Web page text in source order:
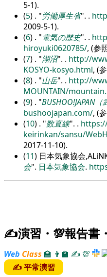
5-1).
(5) . 労働厚生省 . .
2009-5-1).
(6) . 電気の歴史 . .
hiroyuki0620785/, (参
(7) . 湖沼 . . http://
KOSYO-kosyo.html, (
(8) . 山岳 . . http://
MOUNTAIN/
(9) . BUSHOO!JAPAN（
bushoojapan.com/, (
(10) . 数直線 . . https:/
keirinkan/sansu/
2017-11-10).
(11) 日本気象協会
会 . 日本気象協会.
✍演習・💯報告書
Web Class 🏫 👨‍🏫 ✍ 💯
✍ 平常演習